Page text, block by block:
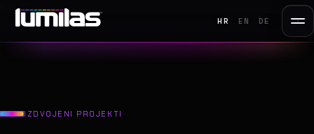
HR EN DE
IZDVOJENI PROJEKTI